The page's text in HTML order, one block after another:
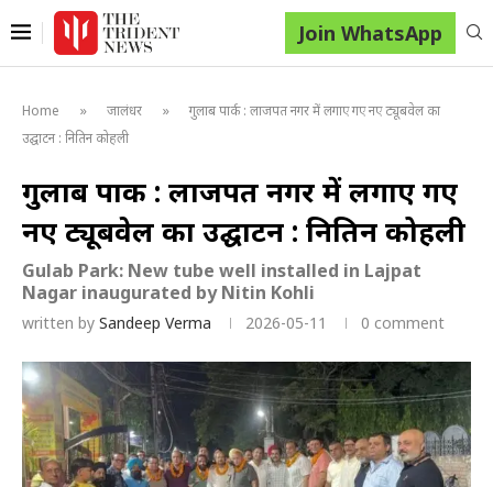
Join WhatsApp
Home » जालंधर »
गुलाब पार्क : लाजपत नगर में लगाए गए नए ट्यूबवेल का
उद्घाटन : नितिन कोहली
गुलाब पार्क : लाजपत नगर में लगाए गए
नए ट्यूबवेल का उद्घाटन : नितिन कोहली
Gulab Park: New tube well installed in Lajpat
Nagar inaugurated by Nitin Kohli
written by Sandeep Verma 2026-05-11 0 comment